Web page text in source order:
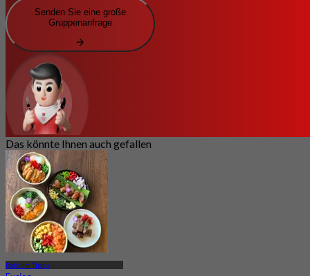
Senden Sie eine große
Gruppenanfrage
Das könnte Ihnen auch gefallen
Pathum Thani